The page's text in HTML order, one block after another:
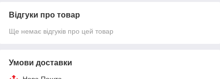
Відгуки про товар
Ще немає відгуків про цей товар
Умови доставки